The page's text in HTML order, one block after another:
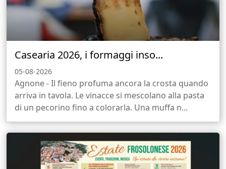
Casearia 2026, i formaggi inso...
05-08-2026
Agnone - Il fieno profuma ancora la crosta quando
arriva in tavola. Le vinacce si mescolano alla pasta
di un pecorino fino a colorarla. Una muffa n...